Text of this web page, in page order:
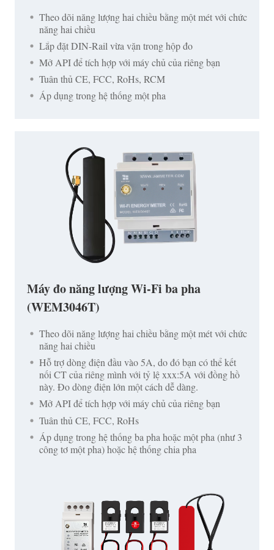
Theo dõi năng lượng hai chiều bằng một mét với chức
năng hai chiều
Lắp đặt DIN-Rail vừa vặn trong hộp đo
Mở API để tích hợp với máy chủ của riêng bạn
Tuân thủ CE, FCC, RoHs, RCM
Áp dụng trong hệ thống một pha
Máy đo năng lượng Wi-Fi ba pha
(WEM3046T)
Theo dõi năng lượng hai chiều bằng một mét với chức
năng hai chiều
Hỗ trợ dòng điện đầu vào 5A, do đó bạn có thể kết
nối CT của riêng mình với tỷ lệ xxx:5A với đồng hồ
này. Đo dòng điện lớn một cách dễ dàng.
Mở API để tích hợp với máy chủ của riêng bạn
Tuân thủ CE, FCC, RoHs
Áp dụng trong hệ thống ba pha hoặc một pha (như 3
công tơ một pha) hoặc hệ thống chia pha